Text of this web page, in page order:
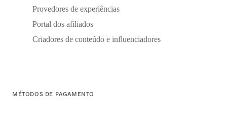
Provedores de experiências
Portal dos afiliados
Criadores de conteúdo e influenciadores
MÉTODOS DE PAGAMENTO